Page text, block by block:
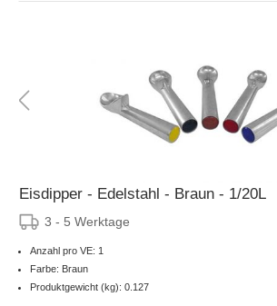
Eisdipper - Edelstahl - Braun - 1/20L
3 - 5 Werktage
Anzahl pro VE: 1
Farbe: Braun
Produktgewicht (kg): 0.127